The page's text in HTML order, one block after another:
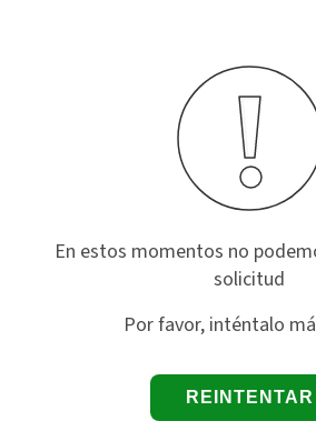
En estos momentos no
solicitud
Por favor, inténtalo
REINTENTAR